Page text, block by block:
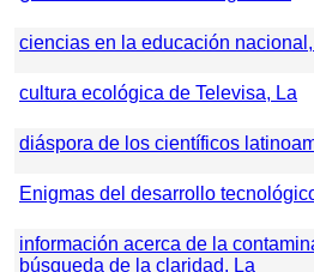
ciencias en la educación
cultura ecológica de Televisa, La
diáspora de los científicos
Enigmas del desarrollo
información acerca de la
búsqueda de la claridad, La